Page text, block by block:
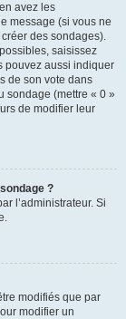
avez les
message (si vous ne
des sondages).
saisissez
pouvez aussi indiquer
de son vote dans
sondage (mettre « 0 »
de modifier leur
?
l’administrateur. Si
modifiés que par
modifier un